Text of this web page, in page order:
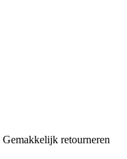
Gemakkelijk retourneren